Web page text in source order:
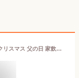
1回のご注文で12本まで ギフト プレゼント クリスマス 父の日 家飲み ヤマト運輸 里の曙 奄美たんかん酒 720ml瓶 箱入り 町田酒造 鹿児島県